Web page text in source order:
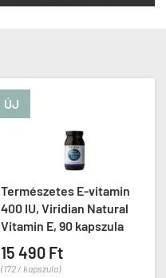
E-vitamin
Viridian Natural
E, 90 kapszula
Ft